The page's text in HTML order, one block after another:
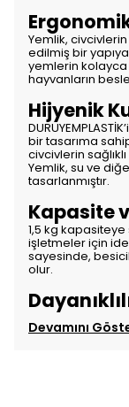
Yemlik,
edilmiş bir
yemlerin kolayca
hayvanların
Hijyenik
bir tasarıma
civcivlerin
Yemlik, su ve
tasarlanmıştır.
Kapasite
1,5 kg
işletmeler için
sayesinde,
olur.
Devamını